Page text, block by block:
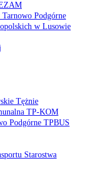
Podgórne
w Lusowie
Tężnie
TP-KOM
Podgórne TPBUS
Starostwa